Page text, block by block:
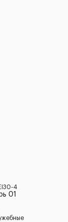
4
01